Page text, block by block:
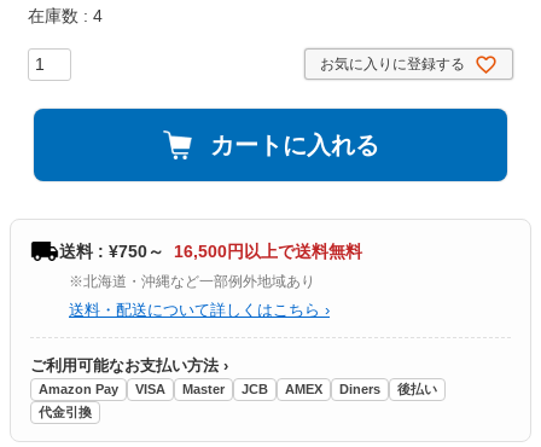
在庫数
4
お気に入りに登録する
カートに入れる
送料 : ¥750～ 16,500円以上で送料無料
※北海道・沖縄など一部例外地域あり
送料・配送について詳しくはこちら ›
ご利用可能なお支払い方法 ›
Amazon Pay VISA Master JCB AMEX Diners
後払い
代金引換